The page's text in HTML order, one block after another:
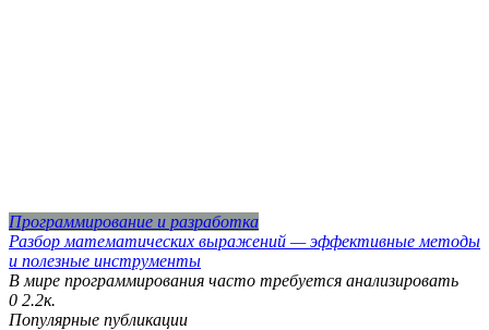
Программирование и разработка
Разбор математических выражений — эффективные методы
и полезные инструменты
В мире программирования часто требуется анализировать
0 2.2к.
Популярные публикации